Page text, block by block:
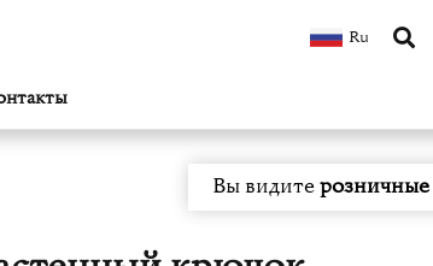
Ru
Вы видитерозничные